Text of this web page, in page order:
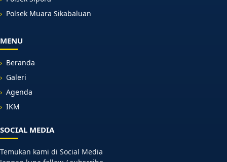
Polsek Muara Sikabaluan
MENU
Beranda
Galeri
Agenda
IKM
SOCIAL MEDIA
Temukan kami di Social Media